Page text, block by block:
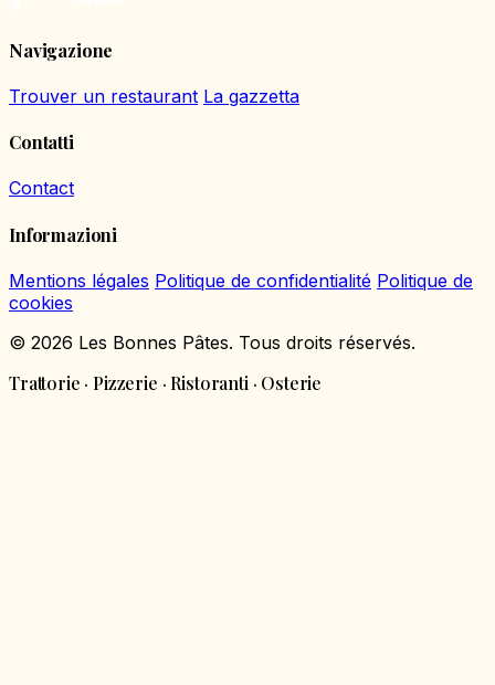
Navigazione
Trouver un restaurant La gazzetta
Contatti
Contact
Informazioni
Mentions légales Politique de confidentialité Politique de
cookies
© 2026 Les Bonnes Pâtes. Tous droits réservés.
Trattorie · Pizzerie · Ristoranti · Osterie